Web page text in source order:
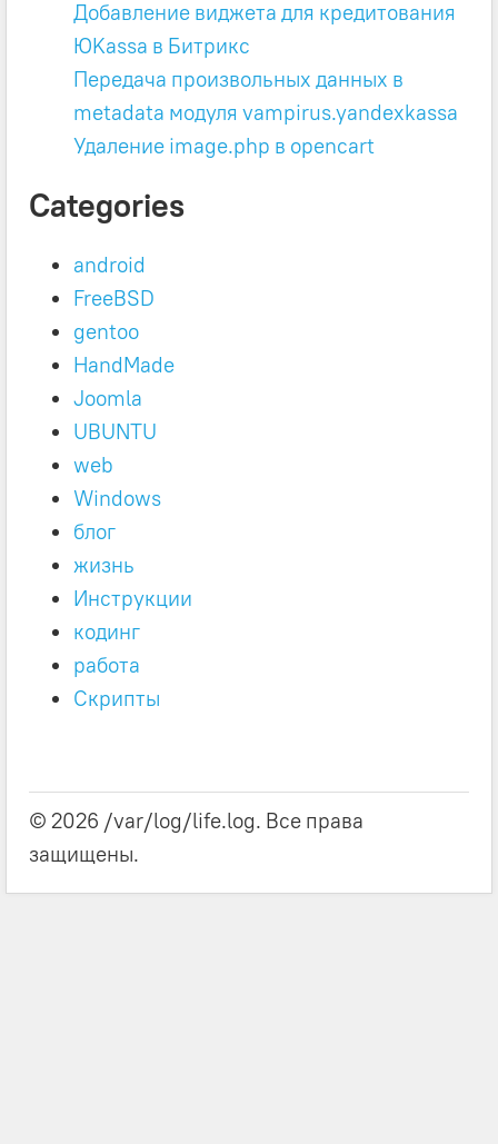
Добавление виджета для кредитования
ЮKassa в Битрикс
Передача произвольных данных в
metadata модуля vampirus.yandexkassa
Удаление image.php в opencart
Categories
android
FreeBSD
gentoo
HandMade
Joomla
UBUNTU
web
Windows
блог
жизнь
Инструкции
кодинг
работа
Скрипты
© 2026 /var/log/life.log. Все права
защищены.